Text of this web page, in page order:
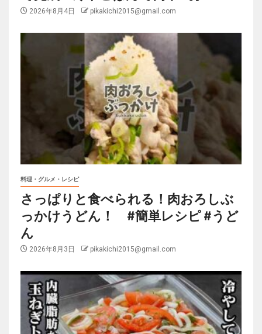
2026年8月4日 pikakichi2015@gmail.com
料理・グルメ・レシピ
さっぱりと食べられる！肉おろしぶ
っかけうどん！ #簡単レシピ #うど
ん
2026年8月3日 pikakichi2015@gmail.com